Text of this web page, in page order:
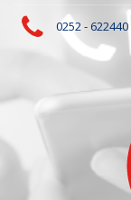
0252 - 622440